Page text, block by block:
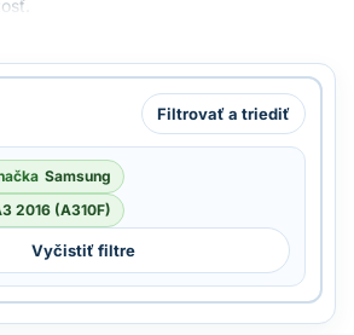
Filtrovať a triediť
Samsung
2016 (A310F)
Vyčistiť filtre